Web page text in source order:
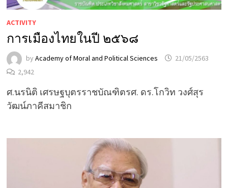
ACTIVITY
การเมืองไทยในปี ๒๕๖๘
by Academy of Moral and Political Sciences
21/05/2563
2,942
ศ.นรนิติ เศรษฐบุตรราชบัณฑิตรศ. ดร.โกวิท วงศ์สุร
วัฒน์ภาคีสมาชิก